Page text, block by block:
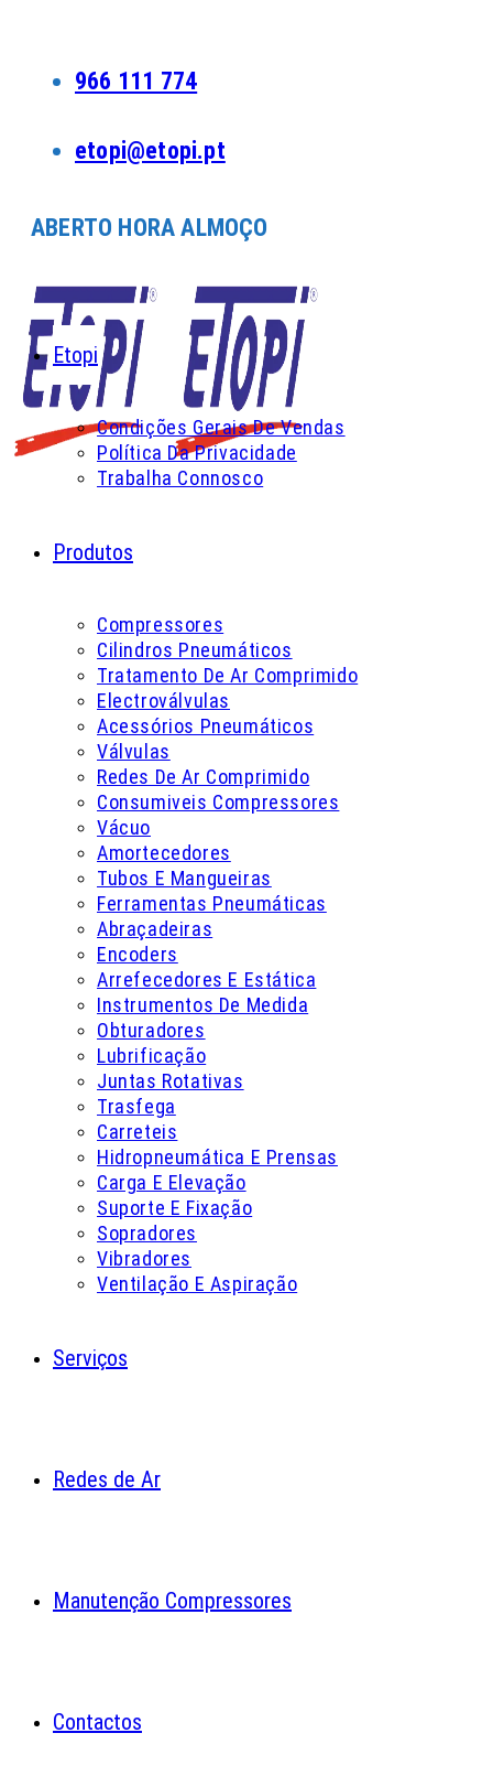
966 111 774
etopi@etopi.pt
ABERTO HORA ALMOÇO
Etopi
Condições Gerais De Vendas
Política Da Privacidade
Trabalha Connosco
Produtos
Compressores
Cilindros Pneumáticos
Tratamento De Ar Comprimido
Electroválvulas
Acessórios Pneumáticos
Válvulas
Redes De Ar Comprimido
Consumiveis Compressores
Vácuo
Amortecedores
Tubos E Mangueiras
Ferramentas Pneumáticas
Abraçadeiras
Encoders
Arrefecedores E Estática
Instrumentos De Medida
Obturadores
Lubrificação
Juntas Rotativas
Trasfega
Carreteis
Hidropneumática E Prensas
Carga E Elevação
Suporte E Fixação
Sopradores
Vibradores
Ventilação E Aspiração
Serviços
Redes de Ar
Manutenção Compressores
Contactos